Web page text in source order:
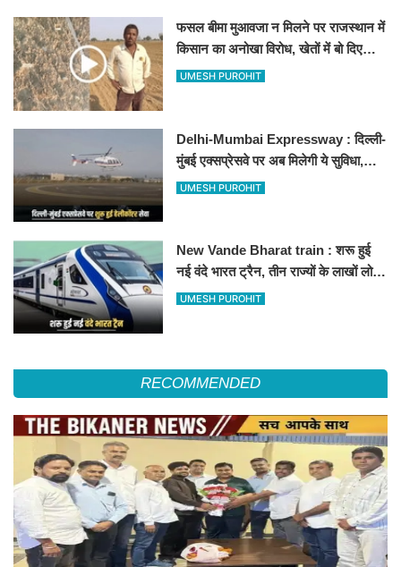
फसल बीमा मुआवजा न मिलने पर राजस्थान में
किसान का अनोखा विरोध, खेतों में बो दिए
500-500 रुपए के नोट, वीडियो वायरल
UMESH PUROHIT
Delhi-Mumbai Expressway : दिल्ली-
मुंबई एक्सप्रेसवे पर अब मिलेगी ये सुविधा,
हेलीकॉप्टर सर्विस से तुरंत घायल पहुंचेगा
UMESH PUROHIT
New Vande Bharat train : शरू हुई
नई वंदे भारत ट्रैन, तीन राज्यों के लाखों लोगों
का सफर होगा आसान, देखें पूरा रूटमैप
UMESH PUROHIT
RECOMMENDED